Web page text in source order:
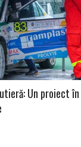
Un proiect